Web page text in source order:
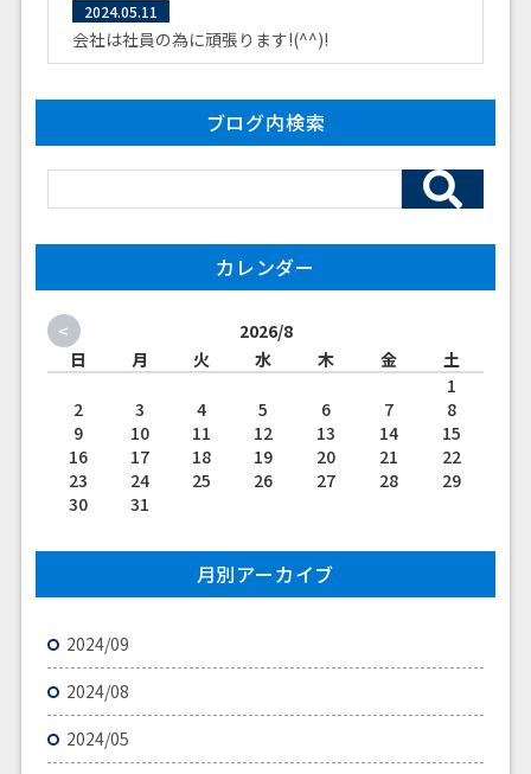
2024.05.11
会社は社員の為に頑張ります!(^^)!
ブログ内検索
カレンダー
<
2026/8
日
月 火 水 木 金
土
1
2
3 4 5 6 7
8
9
10 11 12 13 14
15
16
17 18 19 20 21
22
23
24 25 26 27 28
29
30
31
月別アーカイブ
2024/09
2024/08
2024/05